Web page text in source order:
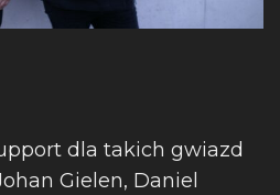
dla takich gwiazd
Gielen, Daniel